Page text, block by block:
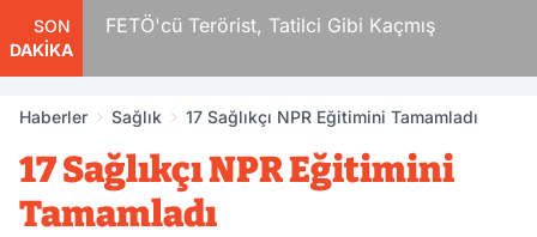
SON
DAKİKA
FETÖ'cü Terörist, Tatilci Gibi Kaçmış
Haberler Sağlık 17 Sağlıkçı NPR Eğitimini Tamamladı
17 Sağlıkçı NPR Eğitimini
Tamamladı